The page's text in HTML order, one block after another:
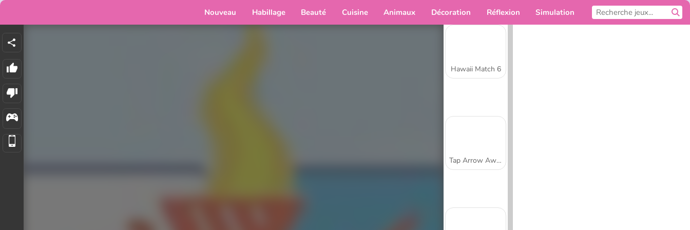
Nouveau Habillage Beauté Cuisine Animaux Décoration Réflexion Simulation
Hawaii Match 6
Tap Arrow Away